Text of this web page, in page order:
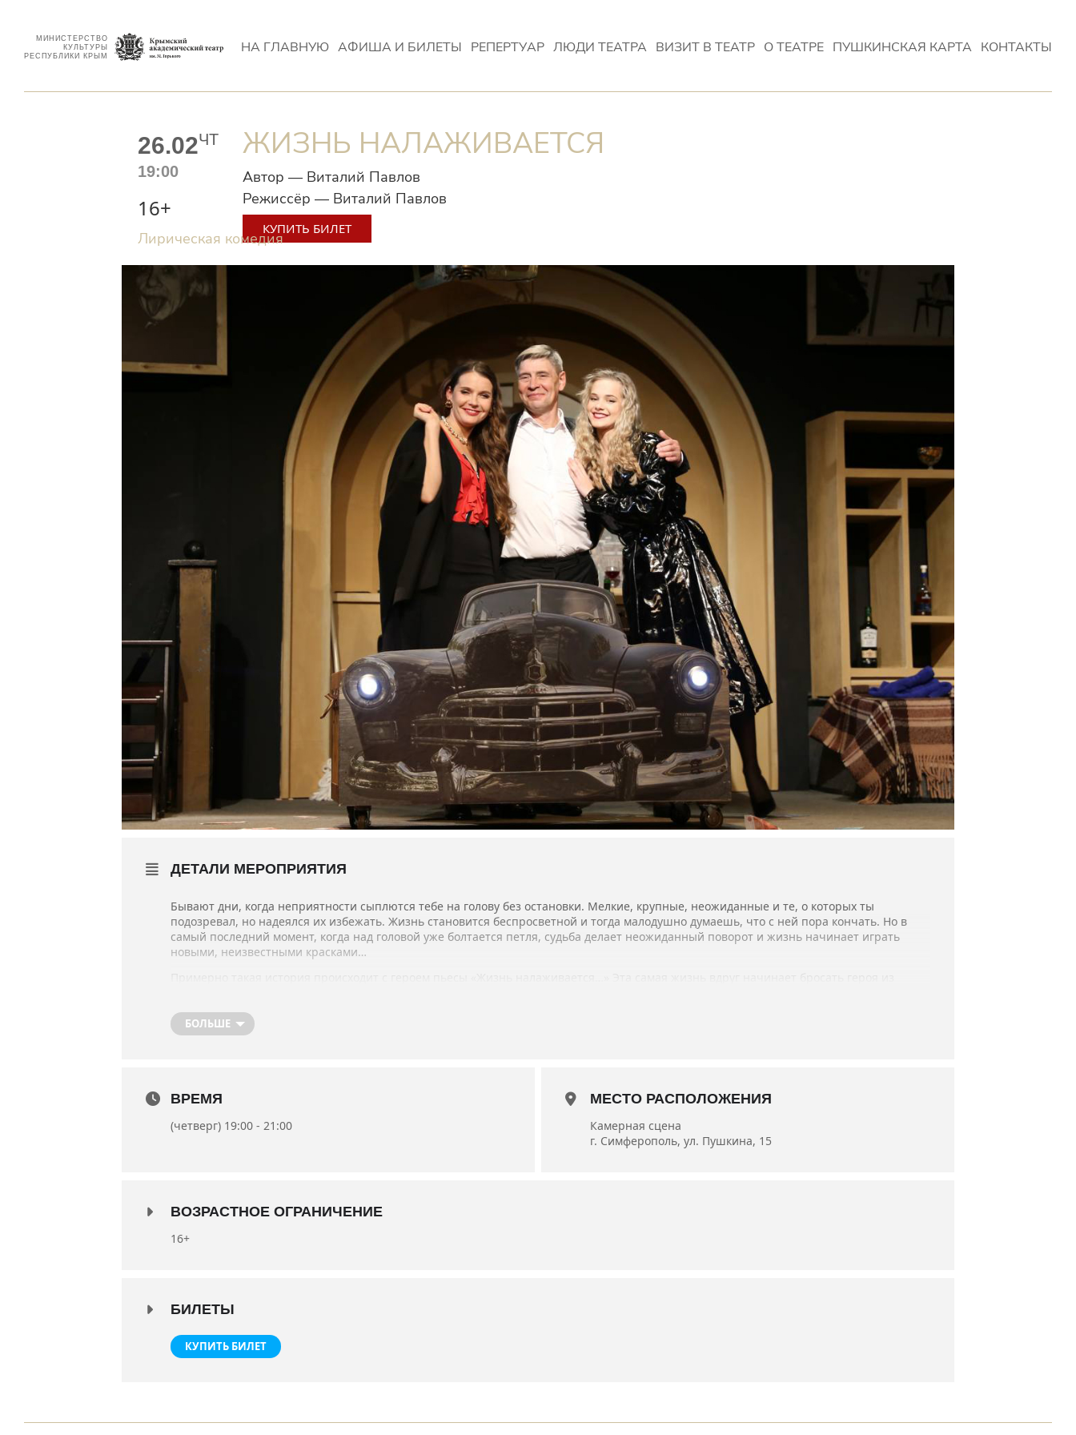
МИНИСТЕРСТВО
КУЛЬТУРЫ
РЕСПУБЛИКИ КРЫМ
НА ГЛАВНУЮ АФИША И БИЛЕТЫ РЕПЕРТУАР ЛЮДИ ТЕАТРА ВИЗИТ В ТЕАТР О ТЕАТРЕ ПУШКИНСКАЯ КАРТА КОНТАКТЫ
26.02ЧТ
19:00
16+
КУПИТЬ БИЛЕТ
Автор — Виталий Павлов
Режиссёр — Виталий Павлов
ЖИЗНЬ НАЛАЖИВАЕТСЯ
Лирическая комедия
ДЕТАЛИ МЕРОПРИЯТИЯ
Бывают дни, когда неприятности сыплются тебе на голову без остановки. Мелкие, крупные, неожиданные и те, о которых ты
подозревал, но надеялся их избежать. Жизнь становится беспросветной и тогда малодушно думаешь, что с ней пора кончать. Но в
самый последний момент, когда над головой уже болтается петля, судьба делает неожиданный поворот и жизнь начинает играть
новыми, неизвестными красками…
В ролях: засл. артисты Республики Крым Е. Сорокина и И. Кашин, артистка Н. Бабич.
Балетмейстер – Елизавета Сутягина
БОЛЬШЕ
ВРЕМЯ
(четверг) 19:00 - 21:00
МЕСТО РАСПОЛОЖЕНИЯ
Камерная сцена
г. Симферополь, ул. Пушкина, 15
ВОЗРАСТНОЕ ОГРАНИЧЕНИЕ
16+
БИЛЕТЫ
КУПИТЬ БИЛЕТ